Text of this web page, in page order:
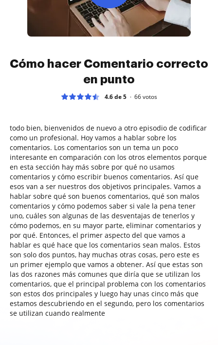
Cómo hacer Comentario correcto
en punto
4.6 de 5 66votos
todo bien, bienvenidos de nuevo a otro episodio de codificar
como un profesional. Hoy vamos a hablar sobre los
comentarios. Los comentarios son un tema un poco
interesante en comparación con los otros elementos porque
en esta sección hay más sobre por qué no usamos
comentarios y cómo escribir buenos comentarios. Así que
esos van a ser nuestros dos objetivos principales. Vamos a
hablar sobre qué son buenos comentarios, qué son malos
comentarios y cómo podemos saber si vale la pena tener
uno, cuáles son algunas de las desventajas de tenerlos y
cómo podemos, en su mayor parte, eliminar comentarios y
por qué. Entonces, el primer aspecto del que vamos a
hablar es qué hace que los comentarios sean malos. Estos
son solo dos puntos, hay muchas otras cosas, pero este es
un primer ejemplo que vamos a obtener. Así que estas son
las dos razones más comunes que diría que se utilizan los
comentarios, que el principal problema con los comentarios
son estos dos principales y luego hay unas cinco más que
estamos descubriendo en el segundo, pero los comentarios
se utilizan cuando realmente